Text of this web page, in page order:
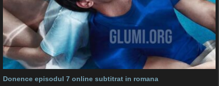
Donence episodul 7 online subtitrat in romana